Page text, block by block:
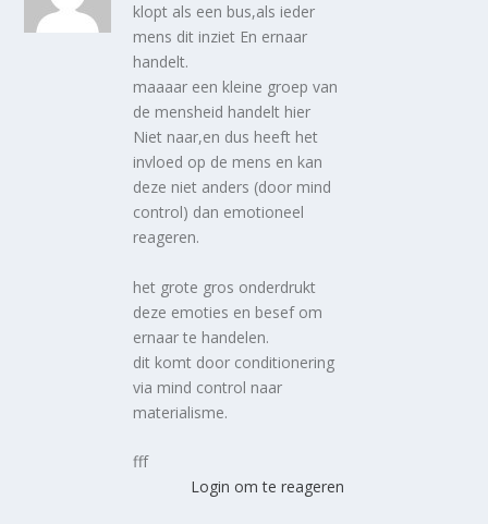
klopt als een bus,als ieder
mens dit inziet En ernaar
handelt.
maaaar een kleine groep van
de mensheid handelt hier
Niet naar,en dus heeft het
invloed op de mens en kan
deze niet anders (door mind
control) dan emotioneel
reageren.
het grote gros onderdrukt
deze emoties en besef om
ernaar te handelen.
dit komt door conditionering
via mind control naar
materialisme.
fff
Login om te reageren